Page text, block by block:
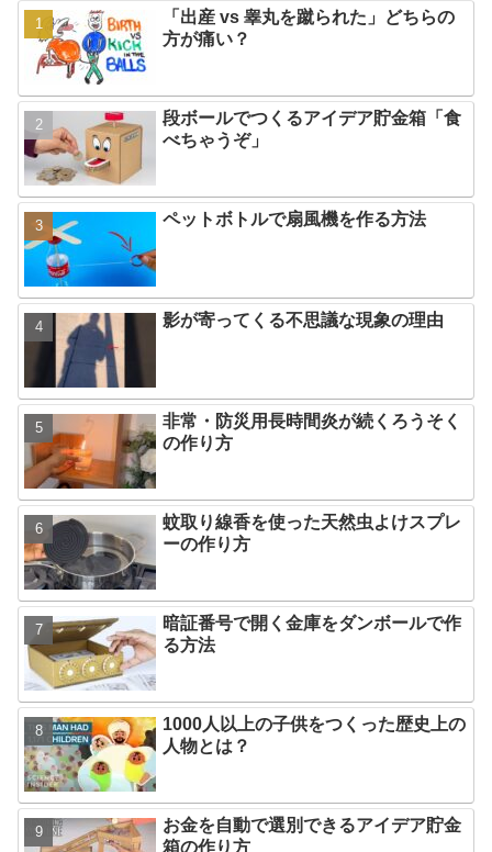
「出産 vs 睾丸を蹴られた」どちらの
方が痛い？
段ボールでつくるアイデア貯金箱「食
べちゃうぞ」
ペットボトルで扇風機を作る方法
影が寄ってくる不思議な現象の理由
非常・防災用長時間炎が続くろうそく
の作り方
蚊取り線香を使った天然虫よけスプレ
ーの作り方
暗証番号で開く金庫をダンボールで作
る方法
1000人以上の子供をつくった歴史上の
人物とは？
お金を自動で選別できるアイデア貯金
箱の作り方